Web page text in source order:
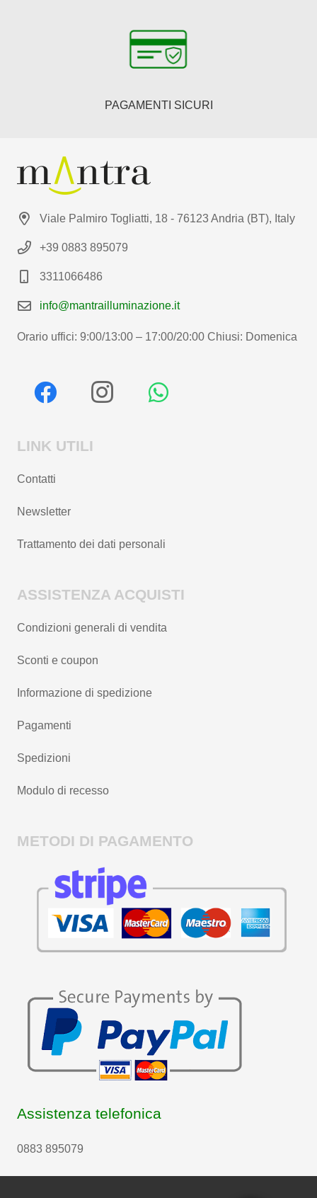
PAGAMENTI SICURI
Viale Palmiro Togliatti, 18 - 76123 Andria (BT), Italy
+39 0883 895079
3311066486
info@mantrailluminazione.it
Orario uffici: 9:00/13:00 – 17:00/20:00 Chiusi: Domenica
LINK UTILI
Contatti
Newsletter
Trattamento dei dati personali
ASSISTENZA ACQUISTI
Condizioni generali di vendita
Sconti e coupon
Informazione di spedizione
Pagamenti
Spedizioni
Modulo di recesso
METODI DI PAGAMENTO
Assistenza telefonica
0883 895079